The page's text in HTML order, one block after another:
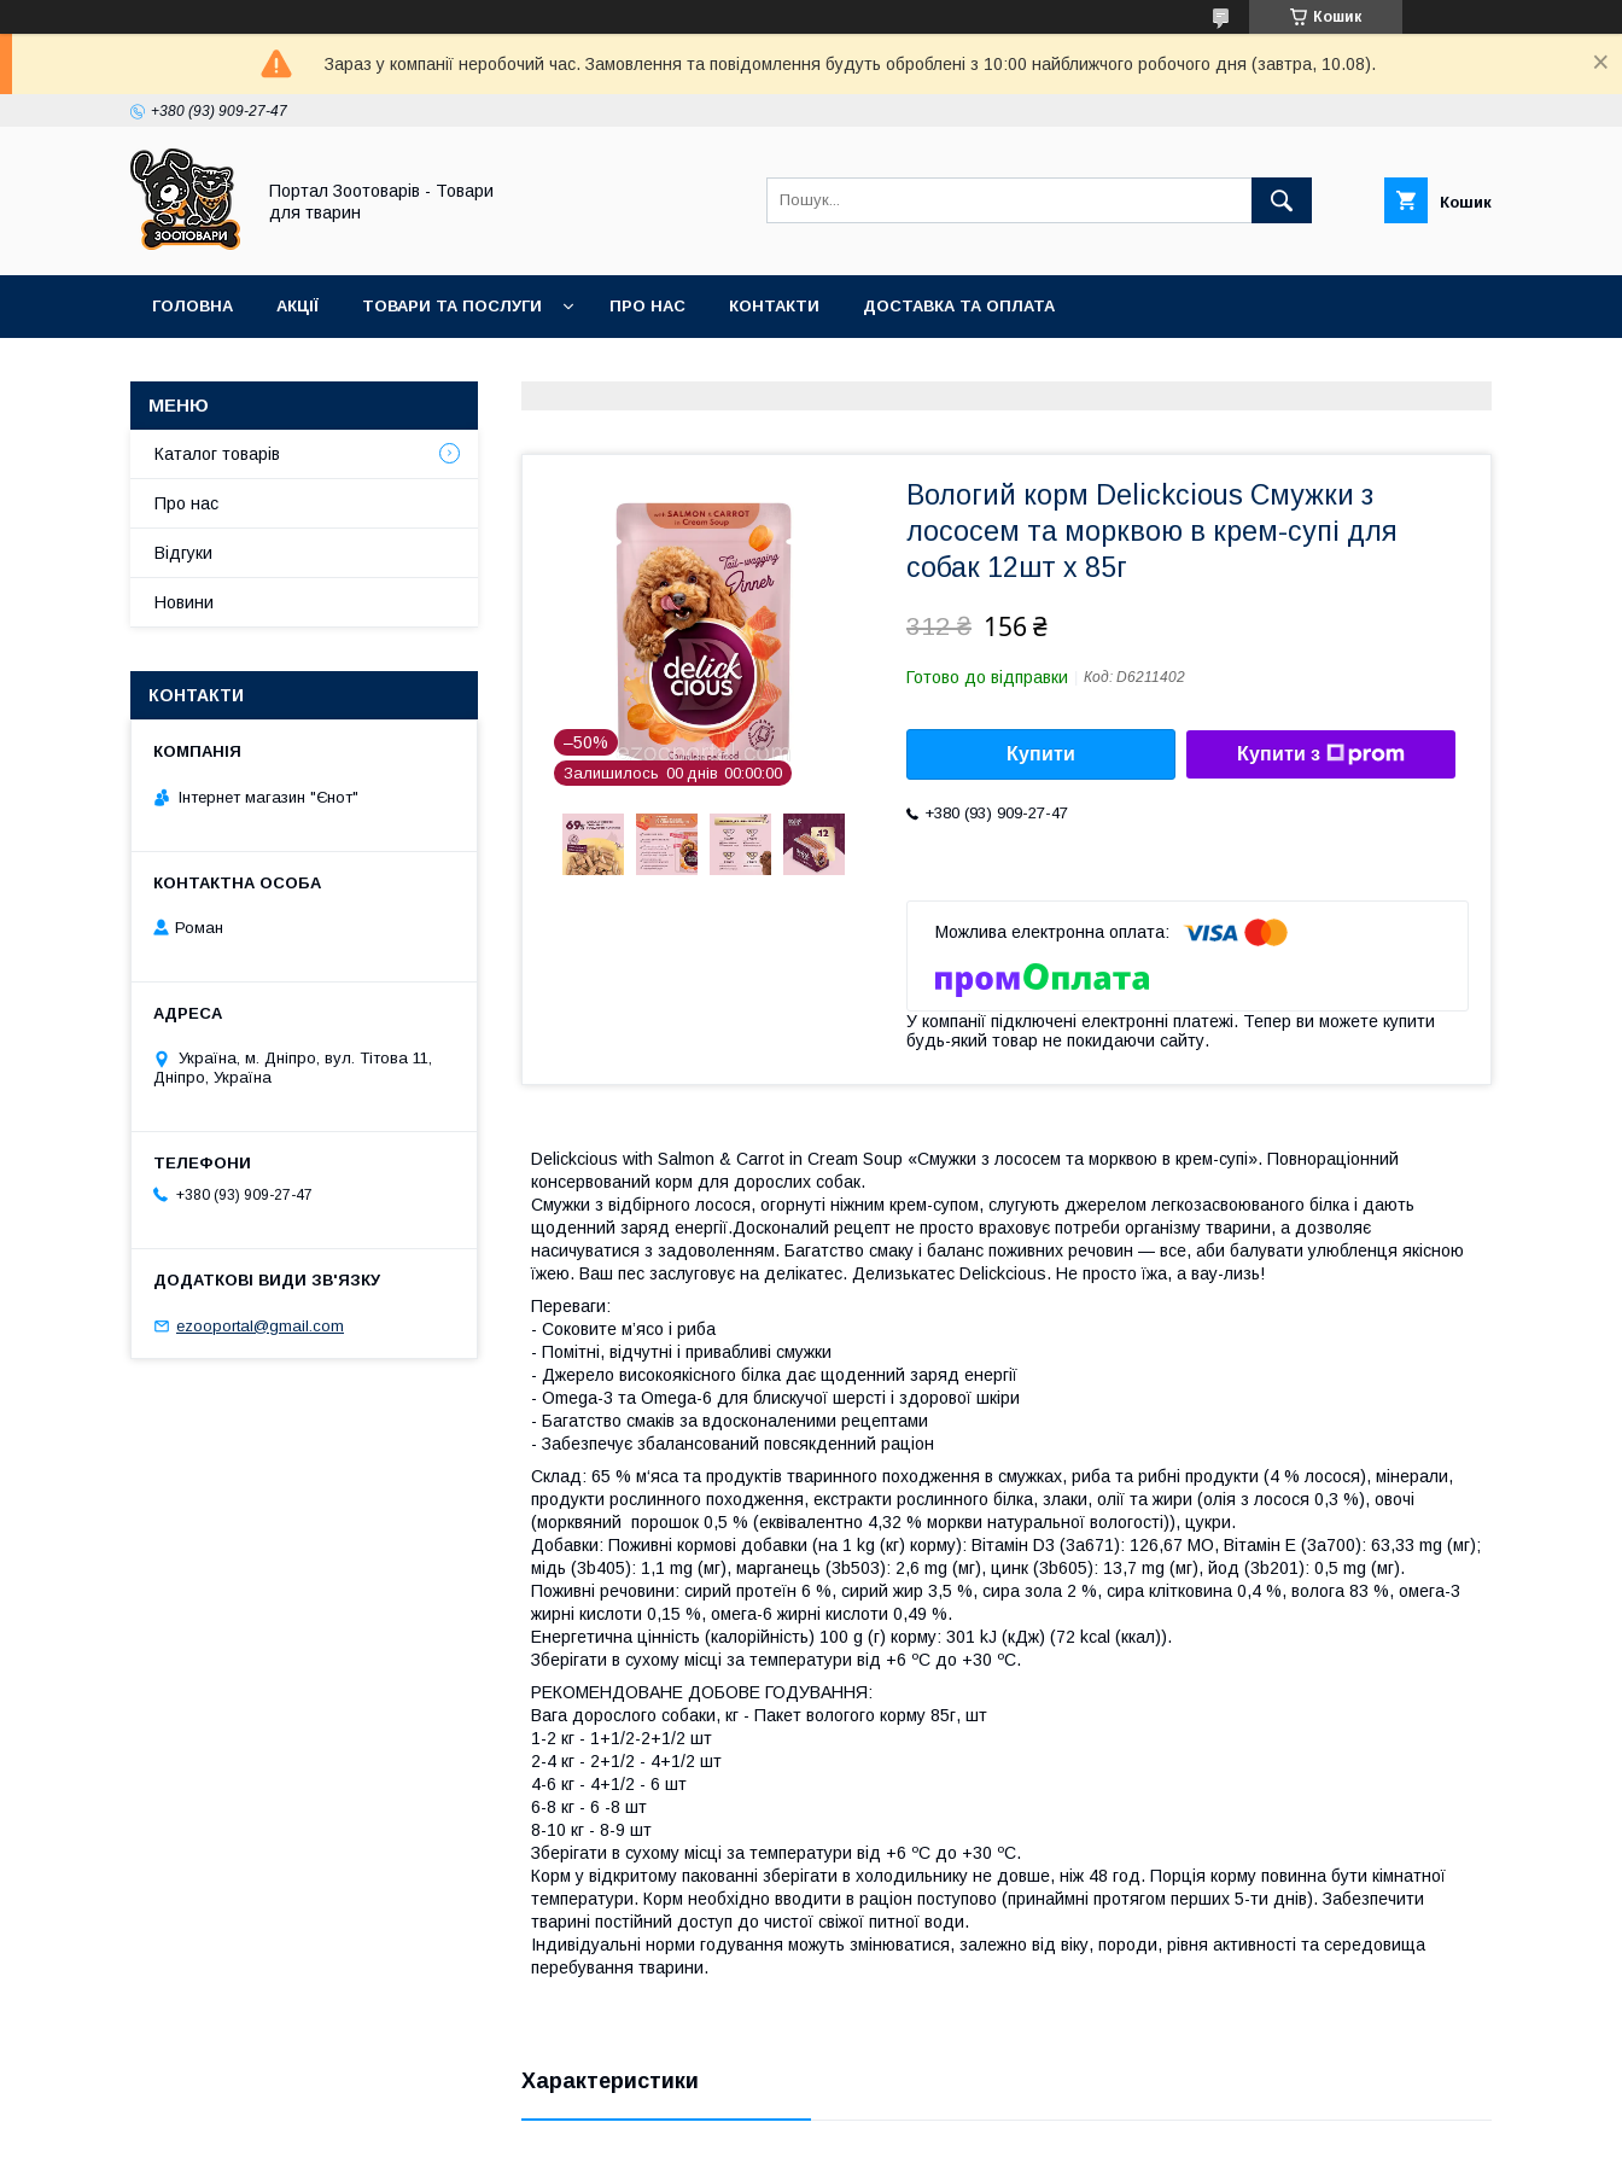
Кошик
Зараз у компанії неробочий час. Замовлення та повідомлення будуть оброблені з 10:00 найближчого робочого дня (завтра, 10.08).
+380 (93) 909-27-47
Портал Зоотоварів - Товари
для тварин
Кошик
ГОЛОВНА АКЦІЇ ТОВАРИ ТА ПОСЛУГИ ПРО НАС КОНТАКТИ ДОСТАВКА ТА ОПЛАТА
–50%
Залишилось 00 днів 00 00 00
Вологий корм Delickcious Смужки з
лососем та морквою в крем-супі для
собак 12шт x 85г
312 ₴ 156 ₴
Готово до відправки Код: D6211402
Купити Купити з
+380 (93) 909-27-47
У компанії підключені електронні платежі. Тепер ви можете купити
будь-який товар не покидаючи сайту.
Delickcious with Salmon & Carrot in Cream Soup «Смужки з лососем та морквою в крем-супі». Повнораціонний
консервований корм для дорослих собак.
Смужки з відбірного лосося, огорнуті ніжним крем-супом, слугують джерелом легкозасвоюваного білка і дають
щоденний заряд енергії.Досконалий рецепт не просто враховує потреби організму тварини, а дозволяє
насичуватися з задоволенням. Багатство смаку і баланс поживних речовин — все, аби балувати улюбленця якісною
їжею. Ваш пес заслуговує на делікатес. Делизькатес Delickcious. Не просто їжа, а вау-лизь!
Переваги:
- Соковите м’ясо і риба
- Помітні, відчутні і привабливі смужки
- Джерело високоякісного білка дає щоденний заряд енергії
- Omega-3 та Omega-6 для блискучої шерсті і здорової шкіри
- Багатство смаків за вдосконаленими рецептами
- Забезпечує збалансований повсякденний раціон
Склад: 65 % м‘яса та продуктів тваринного походження в смужках, риба та рибні продукти (4 % лосося), мінерали,
продукти рослинного походження, екстракти рослинного білка, злаки, олії та жири (олія з лосося 0,3 %), овочі
(морквяний порошок 0,5 % (еквівалентно 4,32 % моркви натуральної вологості)), цукри.
Добавки: Поживні кормові добавки (на 1 kg (кг) корму): Вітамін D3 (3a671): 126,67 МО, Вітамін E (3a700): 63,33 mg (мг);
мідь (3b405): 1,1 mg (мг), марганець (3b503): 2,6 mg (мг), цинк (3b605): 13,7 mg (мг), йод (3b201): 0,5 mg (мг).
Поживні речовини: сирий протеїн 6 %, сирий жир 3,5 %, сира зола 2 %, сира клітковина 0,4 %, волога 83 %, омега-3
жирні кислоти 0,15 %, омега-6 жирні кислоти 0,49 %.
Енергетична цінність (калорійність) 100 g (г) корму: 301 kJ (кДж) (72 kcal (ккал)).
Зберігати в сухому місці за температури від +6 ºС до +30 ºС.
РЕКОМЕНДОВАНЕ ДОБОВЕ ГОДУВАННЯ:
Вага дорослого собаки, кг - Пакет вологого корму 85г, шт
1-2 кг - 1+1/2-2+1/2 шт
2-4 кг - 2+1/2 - 4+1/2 шт
4-6 кг - 4+1/2 - 6 шт
6-8 кг - 6 -8 шт
8-10 кг - 8-9 шт
Зберігати в сухому місці за температури від +6 ºС до +30 ºС.
Корм у відкритому пакованні зберігати в холодильнику не довше, ніж 48 год. Порція корму повинна бути кімнатної
температури. Корм необхідно вводити в раціон поступово (принаймні протягом перших 5-ти днів). Забезпечити
тварині постійний доступ до чистої свіжої питної води.
Індивідуальні норми годування можуть змінюватися, залежно від віку, породи, рівня активності та середовища
перебування тварини.
Характеристики
Каталог товарів
Про нас
Відгуки
Новини
КОНТАКТИ
Інтернет магазин "Єнот"
Роман
Україна, м. Дніпро, вул. Тітова 11,
Дніпро, Україна
+380 (93) 909-27-47
ezooportal@gmail.com